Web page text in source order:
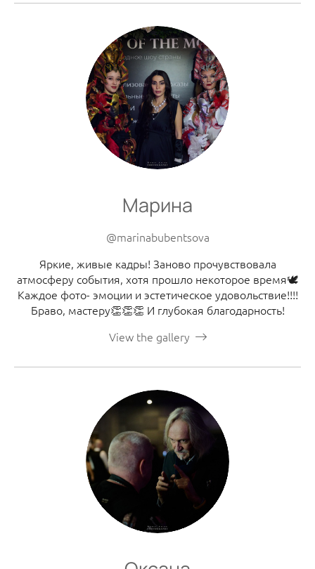
Марина
@marinabubentsova
Яркие, живые кадры! Заново прочувствовала
атмосферу события, хотя прошло некоторое время🕊️
Каждое фото- эмоции и эстетическое удовольствие!!!!
Браво, мастеру👏👏👏 И глубокая благодарность!
View the gallery